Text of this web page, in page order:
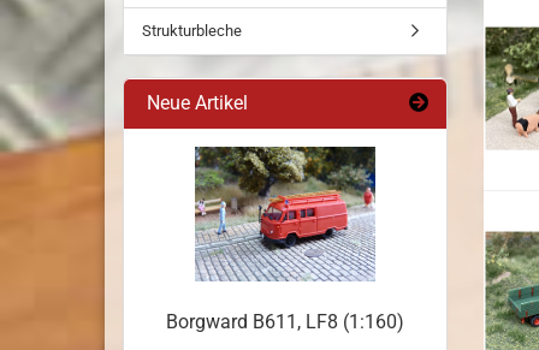
Strukturbleche
Neue Artikel
Borgward B611, LF8 (1:160)